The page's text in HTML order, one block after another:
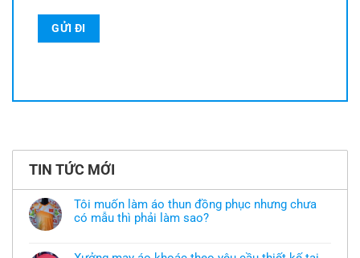
TIN TỨC MỚI
Tôi muốn làm áo thun đồng phục nhưng chưa
có mẫu thì phải làm sao?
bình